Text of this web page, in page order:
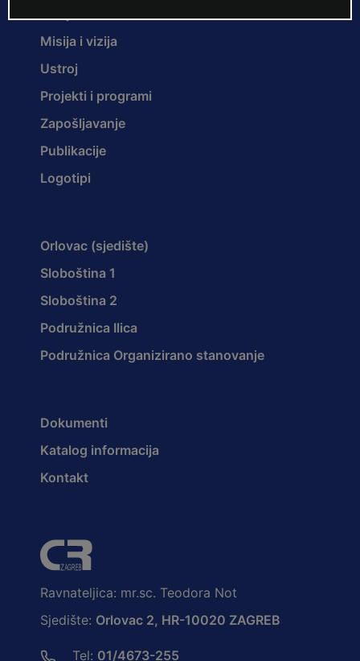
Misija i vizija
Ustroj
Projekti i programi
Zapošljavanje
Publikacije
Logotipi
Orlovac (sjedište)
Sloboština 1
Sloboština 2
Podružnica Ilica
Podružnica Organizirano stanovanje
Dokumenti
Katalog informacija
Kontakt
Ravnateljica: mr.sc. Teodora Not
Sjedište: Orlovac 2, HR-10020 ZAGREB
Tel: 01/4673-255